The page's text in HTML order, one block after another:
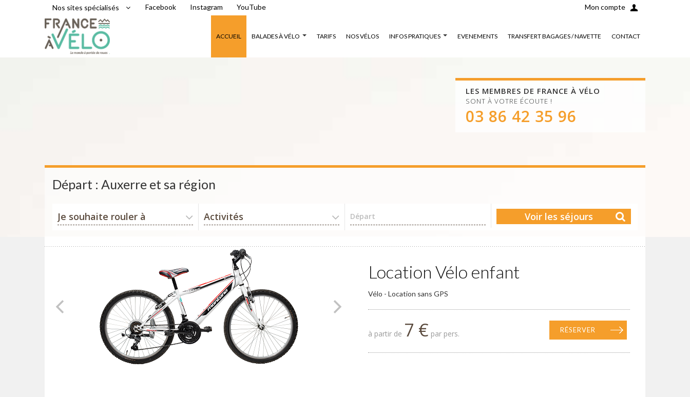
Nos sites spécialisés Facebook Instagram YouTube Mon compte
ACCUEIL BALADES À VÉLO TARIFS NOS VÉLOS INFOS PRATIQUES EVENEMENTS TRANSFERT BAGAGES / NAVETTE CONTACT
LES MEMBRES DE FRANCE À VÉLO
SONT À VOTRE ÉCOUTE !
03 86 42 35 96
Départ : Auxerre et sa région
Je souhaite rouler à Activités Départ Voir les séjours
Location Vélo enfant
Vélo - Location sans GPS
à partir de 7 € par pers. RÉSERVER